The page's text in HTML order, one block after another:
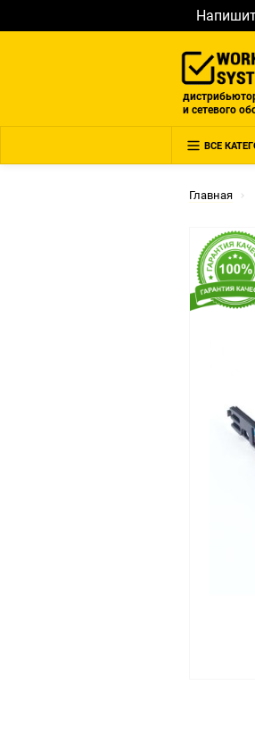
и сетевого
ВСЕ
Главная